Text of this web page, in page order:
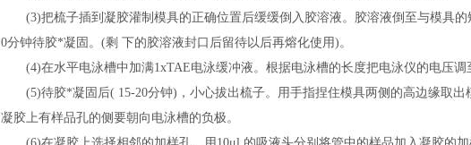
(3)把梳子插到凝胶灌制模具的正确位置后缓缓倒入胶溶液。胶溶液倒至与模具的
0分钟待胶*凝固。(剩 下的胶溶液封口后留待以后再熔化使用)。
(4)在水平电泳槽中加满1xTAE电泳缓冲液。根据电泳槽的长度把电泳仪的电压调
(5)待胶*凝固后( 15-20分钟)，小心拔出梳子。用手指捏住模具两侧的高边缘取出
凝胶上有样品孔的侧要朝向电泳槽的负极。